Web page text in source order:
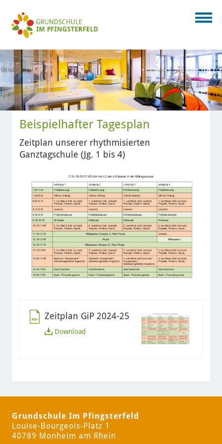
Beispielhafter Tagesplan
Zeitplan unserer rhythmisierten
Ganztagschule (Jg. 1 bis 4)
Zeitplan GiP 2024-25
DownloadZeitplan
Grundschule Im Pfingsterfeld
Louise-Bourgeois-Platz 1
40789 Monheim am Rhein